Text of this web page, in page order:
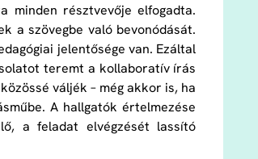
minden résztvevője elfogadta.
a szövegbe való bevonódását.
jelentősége van. Ezáltal
teremt a kollaboratív írás
váljék – még akkor is, ha
A hallgatók értelmezése
a feladat elvégzését lassító